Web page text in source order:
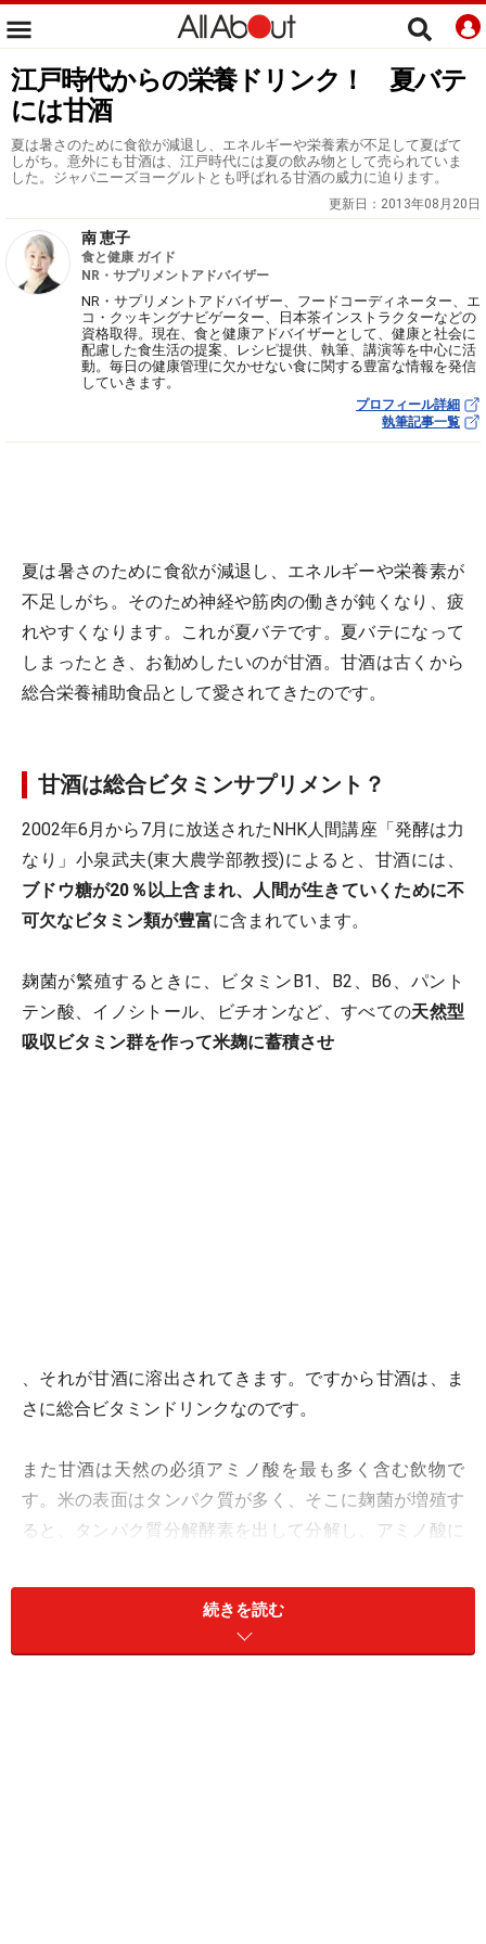
江戸時代からの栄養ドリンク！ 夏バテ
には甘酒
夏は暑さのために食欲が減退し、エネルギーや栄養素が不足して夏ばて
しがち。意外にも甘酒は、江戸時代には夏の飲み物として売られていま
した。ジャパニーズヨーグルトとも呼ばれる甘酒の威力に迫ります。
更新日： 2013年08月20日
南 恵子
食と健康 ガイド
NR・サプリメントアドバイザー
NR・サプリメントアドバイザー、フードコーディネーター、エ
コ・クッキングナビゲーター、日本茶インストラクターなどの
資格取得。現在、食と健康アドバイザーとして、健康と社会に
配慮した食生活の提案、レシピ提供、執筆、講演等を中心に活
動。毎日の健康管理に欠かせない食に関する豊富な情報を発信
していきます。
プロフィール詳細
執筆記事一覧
夏は暑さのために食欲が減退し、エネルギーや栄養素が
不足しがち。そのため神経や筋肉の働きが鈍くなり、疲
れやすくなります。これが夏バテです。夏バテになって
しまったとき、お勧めしたいのが甘酒。甘酒は古くから
総合栄養補助食品として愛されてきたのです。
甘酒は総合ビタミンサプリメント？
2002年6月から7月に放送されたNHK人間講座「発酵は力
なり」小泉武夫(東大農学部教授)によると、甘酒には、
ブドウ糖が20％以上含まれ、人間が生きていくために不
可欠なビタミン類が豊富に含まれています。
麹菌が繁殖するときに、ビタミンB1、B2、B6、パント
テン酸、イノシトール、ビチオンなど、すべての天然型
吸収ビタミン群を作って米麹に蓄積させ
、それが甘酒に溶出されてきます。ですから甘酒は、ま
さに総合ビタミンドリンクなのです。
また甘酒は天然の必須アミノ酸を最も多く含む飲物で
す。米の表面はタンパク質が多く、そこに麹菌が増殖す
ると、タンパク質分解酵素を出して分解し、アミノ酸に
糖溶液とビタミン溶液とアミノ酸溶液を血管から補給す
るものですから、これと同様の効果が得られるというこ
とです。
続きを読む